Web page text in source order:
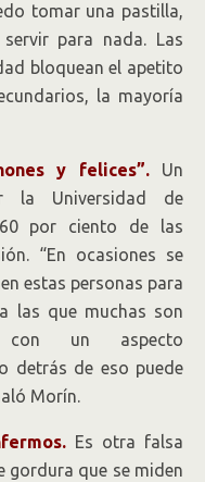
tomar una pastilla,
para nada. Las
bloquean el apetito
la mayoría
y felices”.Un
la Universidad de
por ciento de las
“En ocasiones se
estas personas para
las que muchas son
con un aspecto
detrás de eso puede
Morín.
Es otra falsa
gordura que se miden